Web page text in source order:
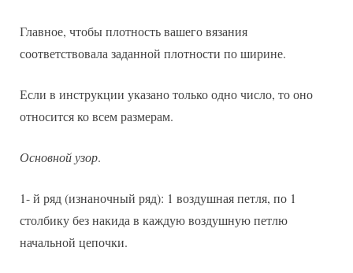
Главное, чтобы плотность вашего вязания
соответствовала заданной плотности по ширине.
Если в инструкции указано только одно число, то оно
относится ко всем размерам.
Основной узор.
1- й ряд (изнаночный ряд): 1 воздушная петля, по 1
столбику без накида в каждую воздушную петлю
начальной цепочки.